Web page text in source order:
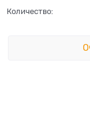
Количество: